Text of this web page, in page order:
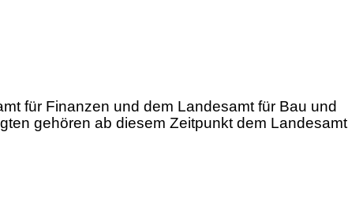
für Finanzen und dem Landesamt für Bau und
gehören ab diesem Zeitpunkt dem Landesamt